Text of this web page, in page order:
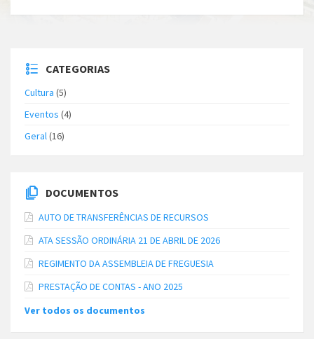
CATEGORIAS
Cultura (5)
Eventos (4)
Geral(16)
DOCUMENTOS
AUTO DE TRANSFERÊNCIAS DE RECURSOS
ATA SESSÃO ORDINÁRIA 21 DE ABRIL DE 2026
REGIMENTO DA ASSEMBLEIA DE FREGUESIA
PRESTAÇÃO DE CONTAS - ANO 2025
Ver todos os documentos